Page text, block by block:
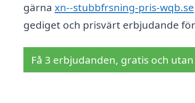
gärna xn--stubbfrsning-pris-wqb.se
gediget och prisvärt erbjudande
Få 3 erbjudanden, gratis och